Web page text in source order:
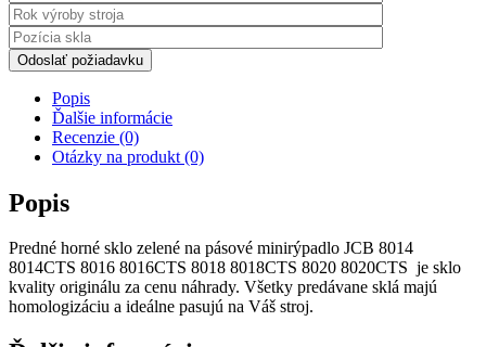
Odoslať požiadavku
Popis
Ďalšie informácie
Recenzie (0)
Otázky na produkt (0)
Popis
Predné horné sklo zelené na pásové minirýpadlo JCB 8014
8014CTS 8016 8016CTS 8018 8018CTS 8020 8020CTS je sklo
kvality originálu za cenu náhrady. Všetky predávane sklá majú
homologizáciu a ideálne pasujú na Váš stroj.